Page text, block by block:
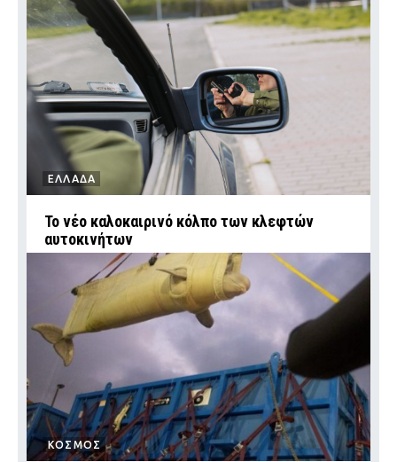
ΕΛΛΑΔΑ
Το νέο καλοκαιρινό κόλπο των κλεφτών
αυτοκινήτων
ΚΟΣΜΟΣ